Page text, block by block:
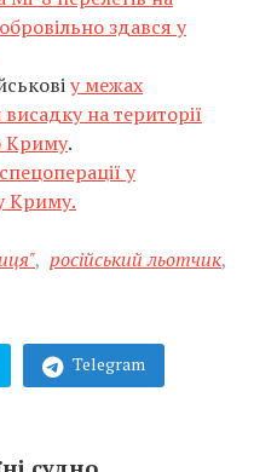
здався у
у межах
на території
Криму.
у
Криму.
, російський льотчик,
Telegram